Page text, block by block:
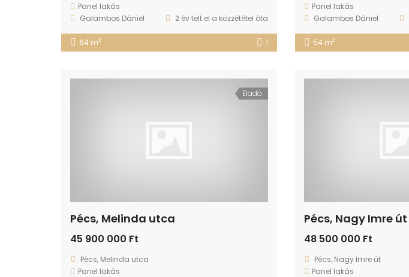
Panel lakás
Galambos Dániel
2 év telt el a közzététel óta
64 m2 1
Panel lakás
Galambos Dániel
54 m2
Eladó
Pécs, Melinda utca
45 900 000 Ft
Pécs, Melinda utca
Panel lakás
Pécs, Nagy Imre út
48 500 000 Ft
Pécs, Nagy Imre út
Panel lakás